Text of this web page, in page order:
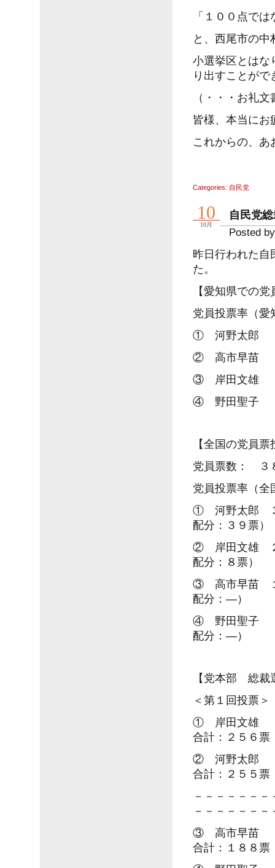
「１００点で
と、西尾市の
小選挙区とはな
り出すことがで
（・・・お礼
皆様、本当にお
これからの、あ
Categories: 自民党
自民党
Posted
昨日行われた自
た。
【愛知県での
党員投票率（
① 河野太郎
② 高市早苗
③ 岸田文雄
④ 野田聖子
【全国の党員
党員票数： ３
党員投票率（
① 河野太郎 ３
配分：３９票）
② 岸田文雄 ２
配分：８票）
③ 高市早苗 １
配分：―）
④ 野田聖子 ５
配分：―）
【党本部 総
＜第１回投票＞
① 岸田文雄 国
合計：２５６票
② 河野太郎
合計：２５５票
－－－－－－
－－－－－－－
③ 高市早苗
合計：１８８票
10
10月